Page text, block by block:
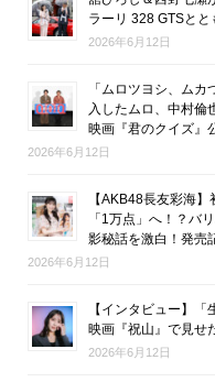
ラーリ 328 GTSとと
2026年6月12日
「ムロツヨシ、ム
入したムロ、中村倫
映画『君のクイズ』
2026年6月12日
【AKB48長友彩海
「1万点」へ！？バ
影秘話を激白！発売
2026年6月12日
【インタビュー】
映画『祝山』で見せ
2026年6月12日